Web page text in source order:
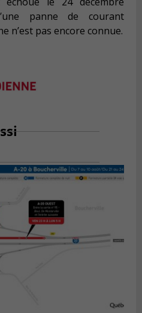
panne de courant
n’est pas encore connue.